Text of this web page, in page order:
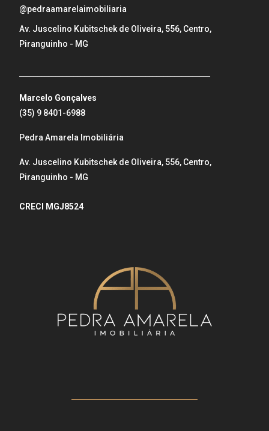
@pedraamarelaimobiliaria
Av. Juscelino Kubitschek de Oliveira, 556, Centro,
Piranguinho - MG
Marcelo Gonçalves
(35) 9 8401-6988
Pedra Amarela Imobiliária
Av. Juscelino Kubitschek de Oliveira, 556, Centro,
Piranguinho - MG
CRECI MGJ8524